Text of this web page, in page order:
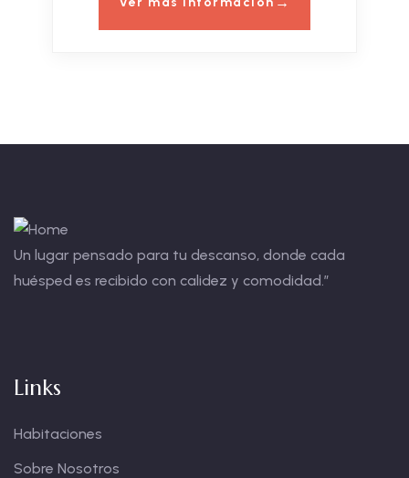
Un lugar pensado para tu descanso, donde cada
huésped es recibido con calidez y comodidad.”
Links
Habitaciones
Sobre Nosotros